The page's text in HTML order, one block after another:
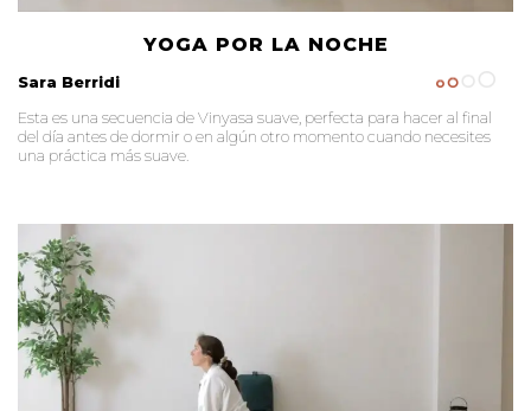
YOGA POR LA NOCHE
Sara Berridi
Esta es una secuencia de Vinyasa suave, perfecta para hacer al final
del día antes de dormir o en algún otro momento cuando necesites
una práctica más suave.